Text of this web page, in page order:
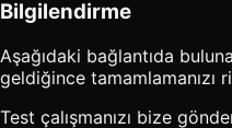
Bilgilendirme
Aşağıdaki bağlantıda
geldiğince tamamlamanızı
Test çalışmanızı bize